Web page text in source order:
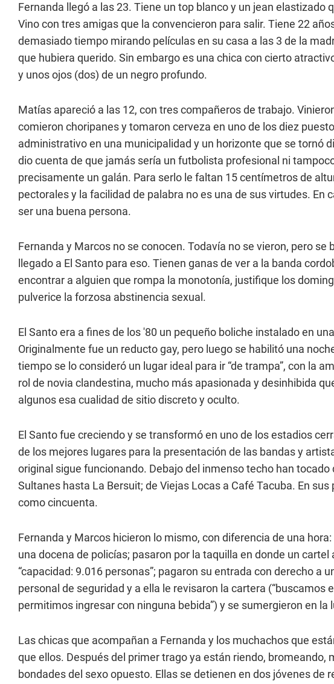
Fernanda llegó a las 23. Tiene un top blanco y un jean elastizado
Vino con tres amigas que la convencieron para salir. Tiene 22
demasiado tiempo mirando películas en su casa a las 3 de la
que hubiera querido. Sin embargo es una chica con cierto
y unos ojos (dos) de un negro profundo.
Matías apareció a las 12, con tres compañeros de trabajo.
comieron choripanes y tomaron cerveza en uno de los diez
administrativo en una municipalidad y un horizonte que se tornó
dio cuenta de que jamás sería un futbolista profesional ni
precisamente un galán. Para serlo le faltan 15 centímetros de
pectorales y la facilidad de palabra no es una de sus virtudes. En
ser una buena persona.
Fernanda y Marcos no se conocen. Todavía no se vieron, pero se
llegado a El Santo para eso. Tienen ganas de ver a la banda
encontrar a alguien que rompa la monotonía, justifique los
pulverice la forzosa abstinencia sexual.
El Santo era a fines de los '80 un pequeño boliche instalado en
Originalmente fue un reducto gay, pero luego se habilitó una
tiempo se lo consideró un lugar ideal para ir “de trampa”, con la
rol de novia clandestina, mucho más apasionada y desinhibida
algunos esa cualidad de sitio discreto y oculto.
El Santo fue creciendo y se transformó en uno de los estadios
de los mejores lugares para la presentación de las bandas y
original sigue funcionando. Debajo del inmenso techo han tocado
Sultanes hasta La Bersuit; de Viejas Locas a Café Tacuba. En
como cincuenta.
Fernanda y Marcos hicieron lo mismo, con diferencia de una
una docena de policías; pasaron por la taquilla en donde un
“capacidad: 9.016 personas”; pagaron su entrada con derecho a
personal de seguridad y a ella le revisaron la cartera (“buscamos
permitimos ingresar con ninguna bebida”) y se sumergieron en la
Las chicas que acompañan a Fernanda y los muchachos que
que ellos. Después del primer trago ya están riendo, bromeando,
bondades del sexo opuesto. Ellas se detienen en dos jóvenes